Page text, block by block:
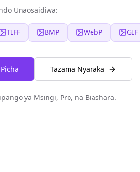
Unaosaidiwa:
TIFF BMP WebP GIF
Tazama Nyaraka
ya Msingi, Pro, na Biashara.